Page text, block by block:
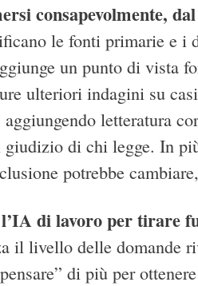
consapevolmente,
le fonti primarie e i
un punto di vista
ulteriori indagini su
letteratura
di chi legge. In
potrebbe
di lavoro per tirare
il livello delle domande
di più per